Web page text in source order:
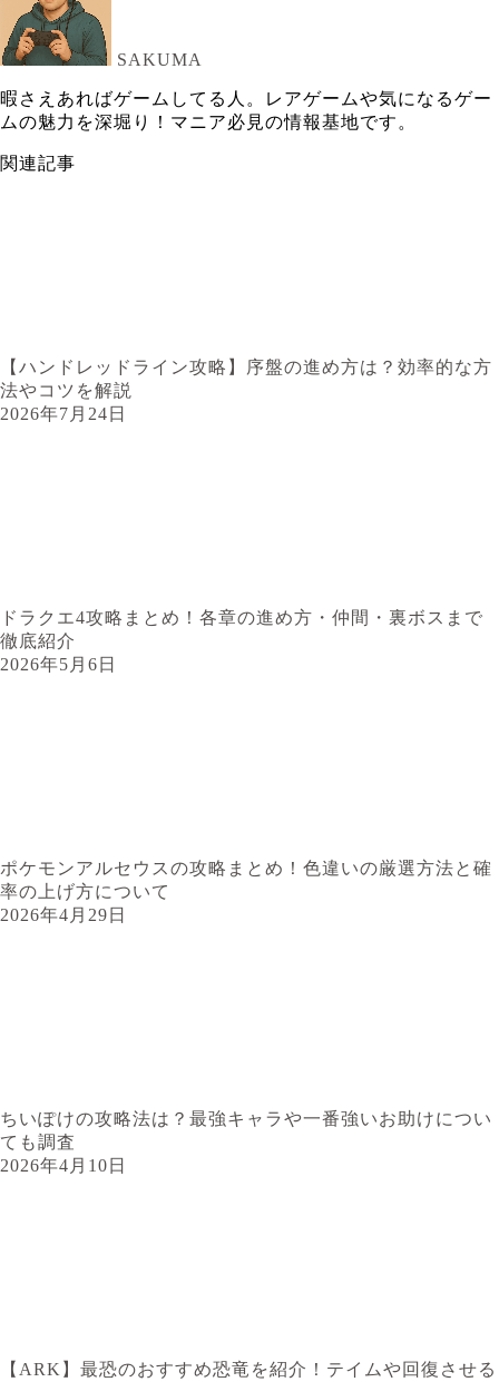
SAKUMA
暇さえあればゲームしてる人。レアゲームや気になるゲー
ムの魅力を深堀り！マニア必見の情報基地です。
関連記事
【ハンドレッドライン攻略】序盤の進め方は？効率的な方
法やコツを解説
2026年7月24日
ドラクエ4攻略まとめ！各章の進め方・仲間・裏ボスまで
徹底紹介
2026年5月6日
ポケモンアルセウスの攻略まとめ！色違いの厳選方法と確
率の上げ方について
2026年4月29日
ちいぽけの攻略法は？最強キャラや一番強いお助けについ
ても調査
2026年4月10日
【ARK】最恐のおすすめ恐竜を紹介！テイムや回復させる